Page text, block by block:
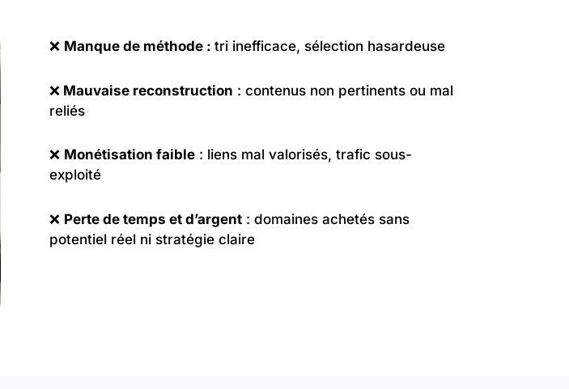
❌ Manque de méthode : tri inefficace, sélection hasardeuse
❌Mauvaise reconstruction : contenus non pertinents ou mal
reliés
❌ Monétisation faible: liens mal valorisés, trafic sous-
exploité
❌ Perte de temps et d’argent: domaines achetés sans
potentiel réel ni stratégie claire